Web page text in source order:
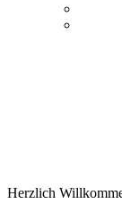
Herzlich